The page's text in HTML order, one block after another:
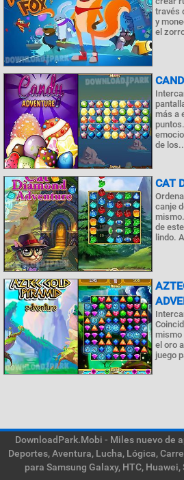
través
y
el
más a
de los..
CAT
canje
de
lindo.
mismo
el oro
juego
DownloadPark.Mobi - Miles nuevo de
Deportes, Aventura, Lucha, Lógica,
para Samsung Galaxy, HTC,